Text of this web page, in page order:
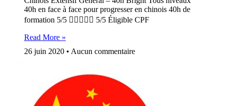
40h en face à face pour progresser en chinois 40h de
formation 5/5  5/5 Éligible CPF
Read More »
26 juin 2020
Aucun commentaire